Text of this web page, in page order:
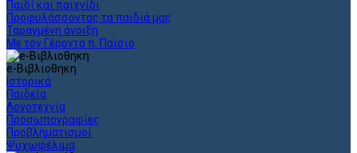
Παιδί και παιχνίδι
Προφυλάσσοντας τα παιδιά μας
Ταραγμένη άνοιξη
Με τον Γέροντα π. Παϊσιο
e-Βιβλιοθηκη
Ιστορικά
Παιδεία
Λογοτεχνία
Προσωπογραφίες
Προβληματισμοί
Ψυχωφέλιμα